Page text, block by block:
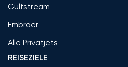
Gulfstream
Embraer
Alle Privatjets
REISEZIELE